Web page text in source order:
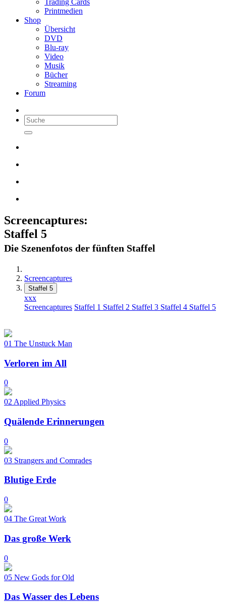
Trading Cards
Printmedien
Shop
Übersicht
DVD
Blu-ray
Video
Musik
Bücher
Streaming
Forum
Screencaptures:
Staffel 5
Die Szenenfotos der fünften Staffel
Screencaptures
Staffel 5
xxx
Screencaptures Staffel 1 Staffel 2 Staffel 3 Staffel 4 Staffel 5
01 The Unstuck Man
Verloren im All
0
02 Applied Physics
Quälende Erinnerungen
0
03 Strangers and Comrades
Blutige Erde
0
04 The Great Work
Das große Werk
0
05 New Gods for Old
Das Wasser des Lebens